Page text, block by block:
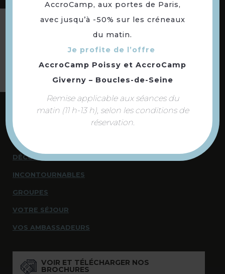
Suivez-nous
NOUS CONTACTER
DÉCOUVRIR
INCONTOURNABLES
GROUPES
VOTRE SÉJOUR
VOS AMBASSADEURS
VOIR ET TÉLÉCHARGER NOS
BROCHURES
AccroCamp, aux portes de Paris,
avec jusqu’à -50% sur les créneaux
du matin.
Je profite de l’offre
AccroCamp Poissy et AccroCamp
Giverny – Boucles-de-Seine
Remise applicable aux séances du
matin (11 h-13 h), selon les conditions de
réservation.